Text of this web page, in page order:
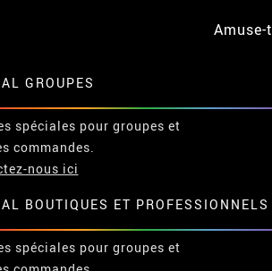
GROUPES
spéciales pour groupes et
commandes.
nous ici
BOUTIQUES ET PROFESSIONNELS
spéciales pour groupes et